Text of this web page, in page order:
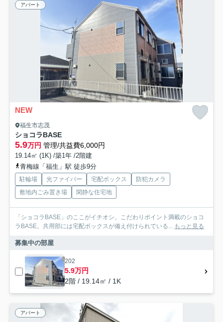
アパート
NEW
福生市志茂
ショコラBASE
5.9万円 管理/共益費6,000円
19.14㎡ (1K) /築1年 /2階建
青梅線「福生」駅 徒歩9分
駐輪場 光ファイバー 宅配ボックス
防犯カメラ
敷地内ごみ置き場
閑静な住宅地
「ショコラBASE」のここがイチオシ。こだわりポイント満載のショコ
ラBASE。共用部には宅配ボックスが備え付けられている... もっと見る
募集中の部屋
202
5.9万円
2階 / 19.14㎡ / 1K
アパート